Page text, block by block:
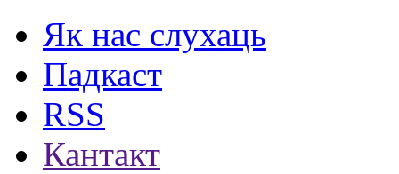
Як нас слухаць
Падкаст
RSS
Кантакт